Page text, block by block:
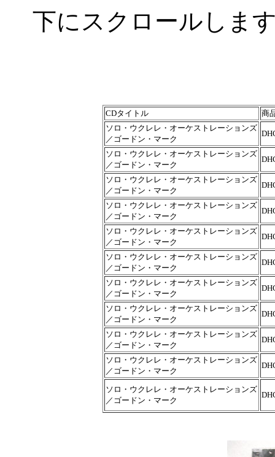
下にスクロールしま
CDタイトル
商
ソロ・ウクレレ・オーケストレーションズ
／ゴードン・マーク
ソロ・ウクレレ・オーケストレーションズ
／ゴードン・マーク
ソロ・ウクレレ・オーケストレーションズ
／ゴードン・マーク
ソロ・ウクレレ・オーケストレーションズ
／ゴードン・マーク
ソロ・ウクレレ・オーケストレーションズ
／ゴードン・マーク
ソロ・ウクレレ・オーケストレーションズ
／ゴードン・マーク
ソロ・ウクレレ・オーケストレーションズ
／ゴードン・マーク
ソロ・ウクレレ・オーケストレーションズ
／ゴードン・マーク
ソロ・ウクレレ・オーケストレーションズ
／ゴードン・マーク
ソロ・ウクレレ・オーケストレーションズ
／ゴードン・マーク
ソロ・ウクレレ・オーケストレーションズ
／ゴードン・マーク